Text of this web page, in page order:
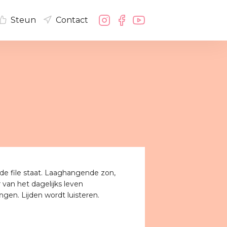
file staat. Laaghangende zon,
het dagelijks leven
Lijden wordt luisteren.
Steun Contact